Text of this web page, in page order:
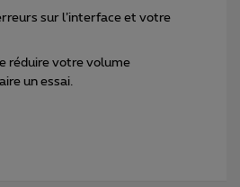
sur l’interface et votre
réduire votre volume
un essai.